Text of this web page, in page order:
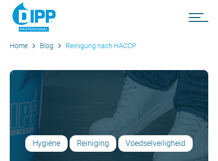
Home Blog Reinigung nach HACCP
Hygiëne Reiniging Voedselveiligheid